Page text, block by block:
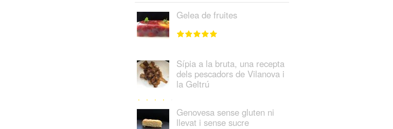
Gelea de fruites
Sípia a la bruta, una recepta
dels pescadors de Vilanova i
la Geltrú
Genovesa sense gluten ni
llevat i sense sucre